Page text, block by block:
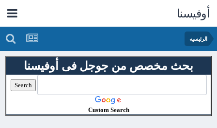
أوفيسنا
الرئيسيه
بحث مخصص من جوجل فى أوفيسنا
Custom Search